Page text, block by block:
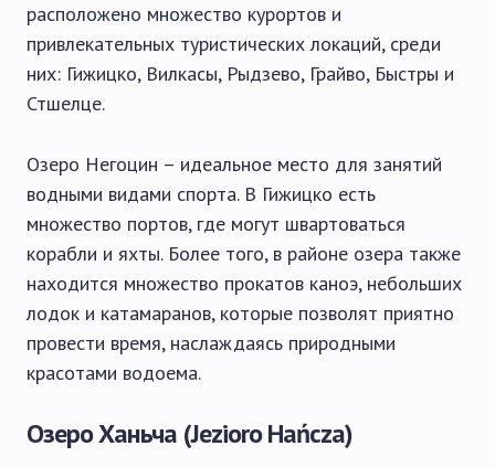
расположено множество курортов и
привлекательных туристических локаций, среди
них: Гижицко, Вилкасы, Рыдзево, Грайво, Быстры и
Стшелце.
Озеро Негоцин – идеальное место для занятий
водными видами спорта. В Гижицко есть
множество портов, где могут швартоваться
корабли и яхты. Более того, в районе озера также
находится множество прокатов каноэ, небольших
лодок и катамаранов, которые позволят приятно
провести время, наслаждаясь природными
красотами водоема.
Озеро Ханьча (Jezioro Hańcza)